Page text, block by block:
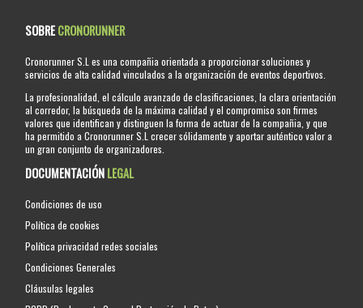
SOBRECRONORUNNER
Cronorunner S.L es una compañia orientada a proporcionar soluciones y
servicios de alta calidad vinculados a la organización de eventos deportivos.
La profesionalidad, el cálculo avanzado de clasificaciones, la clara orientación
al corredor, la búsqueda de la máxima calidad y el compromiso son firmes
valores que identifican y distinguen la forma de actuar de la compañia, y que
ha permitido a Cronorunner S.L crecer sólidamente y aportar auténtico valor a
un gran conjunto de organizadores.
DOCUMENTACIÓNLEGAL
Condiciones de uso
Política de cookies
Política privacidad redes sociales
Condiciones Generales
Cláusulas legales